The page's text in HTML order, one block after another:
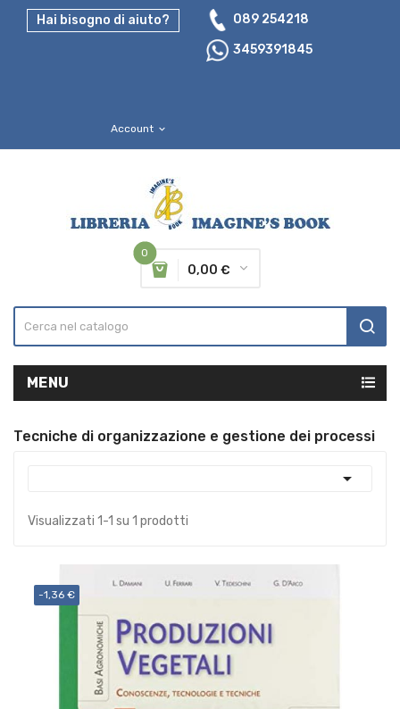
Hai bisogno di aiuto?
089 254218
3459391845
Account expand_more
0
0,00 €
MENU
Tecniche di organizzazione e gestione dei processi

Visualizzati 1-1 su 1 prodotti
-1,36 €